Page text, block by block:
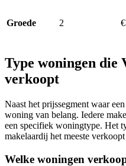
Groede 2
Type woningen
verkoopt
Naast het prijssegment waar
woning van belang. Iedere
een specifiek woningtype. Het
makelaardij het meeste
Welke woningen